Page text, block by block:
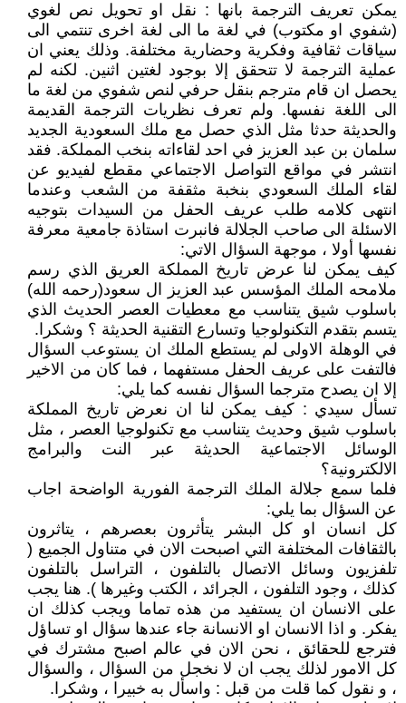
يمكن تعريف الترجمة بانها : نقل او تحويل نص لغوي
(شفوي او مكتوب) في لغة ما الى لغة اخرى تنتمي الى
سياقات ثقافية وفكرية وحضارية مختلفة. وذلك يعني ان
عملية الترجمة لا تتحقق إلا بوجود لغتين اثنين. لكنه لم
يحصل ان قام مترجم بنقل حرفي لنص شفوي من لغة ما
الى اللغة نفسها. ولم تعرف نظريات الترجمة القديمة
والحديثة حدثا مثل الذي حصل مع ملك السعودية الجديد
سلمان بن عبد العزيز في احد لقاءاته بنخب المملكة. فقد
انتشر في مواقع التواصل الاجتماعي مقطع لفيديو عن
لقاء الملك السعودي بنخبة مثقفة من الشعب وعندما
انتهى كلامه طلب عريف الحفل من السيدات بتوجيه
الاسئلة الى صاحب الجلالة فانبرت استاذة جامعية معرفة
نفسها أولا ، موجهة السؤال الاتي:
كيف يمكن لنا عرض تاريخ المملكة العريق الذي رسم
ملامحه الملك المؤسس عبد العزيز ال سعود(رحمه الله)
باسلوب شيق يتناسب مع معطيات العصر الحديث الذي
يتسم بتقدم التكنولوجيا وتسارع التقنية الحديثة ؟ وشكرا.
في الوهلة الاولى لم يستطع الملك ان يستوعب السؤال
فالتفت على عريف الحفل مستفهما ، فما كان من الاخير
إلا ان يصدح مترجما السؤال نفسه كما يلي:
تسأل سيدي : كيف يمكن لنا ان نعرض تاريخ المملكة
باسلوب شيق وحديث يتناسب مع تكنولوجيا العصر ، مثل
الوسائل الاجتماعية الحديثة عبر النت والبرامج
الالكترونية؟
فلما سمع جلالة الملك الترجمة الفورية الواضحة اجاب
عن السؤال بما يلي:
كل انسان او كل البشر يتأثرون بعصرهم ، يتاثرون
بالثقافات المختلفة التي اصبحت الان في متناول الجميع (
تلفزيون وسائل الاتصال بالتلفون ، التراسل بالتلفون
كذلك ، وجود التلفون ، الجرائد ، الكتب وغيرها ). هنا يجب
على الانسان ان يستفيد من هذه تماما ويجب كذلك ان
يفكر. و اذا الانسان او الانسانة جاء عندها سؤال او تساؤل
فترجع للحقائق ، نحن الان في عالم اصبح مشترك في
كل الامور لذلك يجب ان لا نخجل من السؤال ، والسؤال
، و نقول كما قلت من قبل : واسأل به خبيرا ، وشكرا.